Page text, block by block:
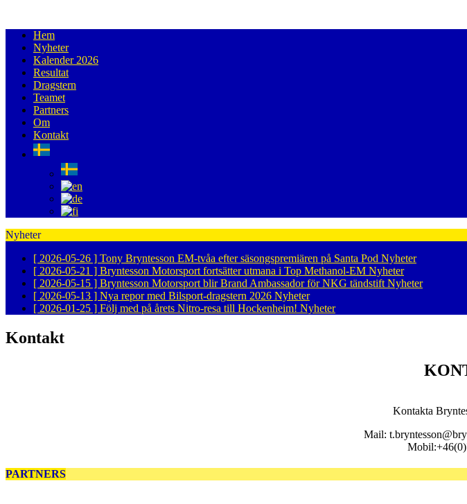
Hem
Nyheter
Kalender 2026
Resultat
Dragstern
Teamet
Partners
Om
Kontakt
Nyheter
[ 2026-05-26 ] Tony Bryntesson EM-tvåa efter säsongspremiären på Santa Pod Nyheter
[ 2026-05-21 ] Bryntesson Motorsport fortsätter utmana i Top Methanol-EM Nyheter
[ 2026-05-15 ] Bryntesson Motorsport blir Brand Ambassador för NKG tändstift Nyheter
[ 2026-05-13 ] Nya repor med Bilsport-dragstern 2026 Nyheter
[ 2026-01-25 ] Följ med på årets Nitro-resa till Hockenheim! Nyheter
Kontakt
Kontakta
Mail:
PARTNERS